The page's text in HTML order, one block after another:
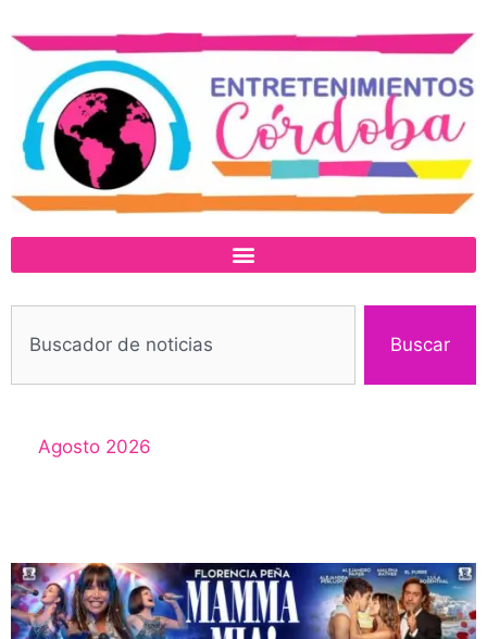
Buscar
Agosto 2026